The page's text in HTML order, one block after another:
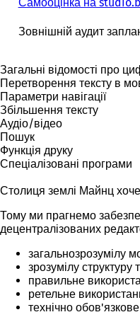
Зовнішній аудит
Загальні відомості про
Перетворення тексту в
Параметри навігації
Збільшення тексту
Аудіо/відео
Пошук
Функція друку
Спеціалізовані програми
Столиця землі Майнц
Тому ми прагнемо
децентралізованих
загальнозрозумілу
зрозумілу структуру
правильне
ретельне
технічно